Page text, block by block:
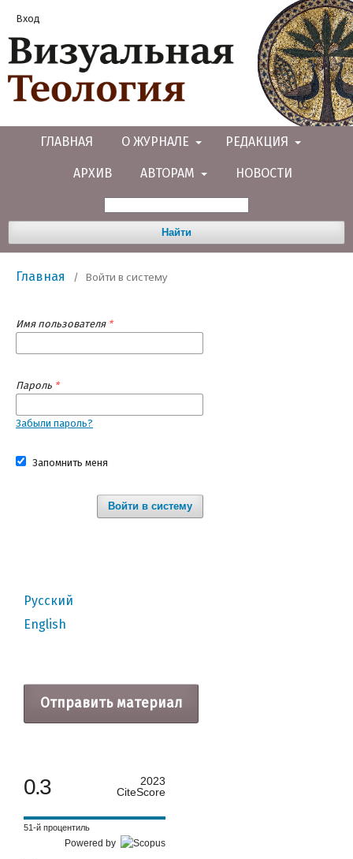
ГЛАВНАЯ О ЖУРНАЛЕ РЕДАКЦИЯ
АРХИВ АВТОРАМ НОВОСТИ
Найти
Вход
Главная / Войти в систему
Имя пользователя *
Пароль *
Забыли пароль?
Запомнить меня
Войти в систему
Русский
English
Отправить материал
0.3
2023
CiteScore
51-й процентиль
Powered by